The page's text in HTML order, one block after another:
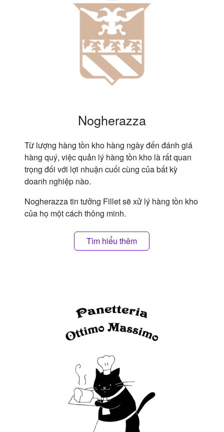
Nogherazza
Từ lượng hàng tồn kho hàng ngày đến đánh giá
hàng quý, việc quản lý hàng tồn kho là rất quan
trọng đối với lợi nhuận cuối cùng của bất kỳ
doanh nghiệp nào.
Nogherazza tin tưởng Fillet sẽ xử lý hàng tồn kho
của họ một cách thông minh.
Tìm hiểu thêm